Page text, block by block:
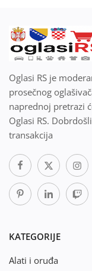
Oglasi RS je
prosečnog
naprednoj pretrazi
Oglasi RS.
transakcija
KATEGORIJE
Alati i oruđa